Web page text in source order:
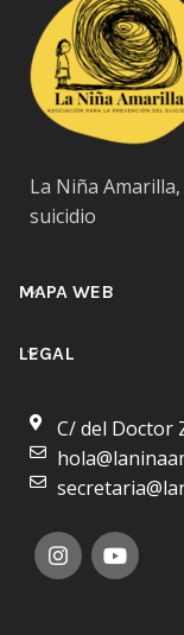
La Niña
suicidio
MAPA WEB
LEGAL
C/ del Doctor